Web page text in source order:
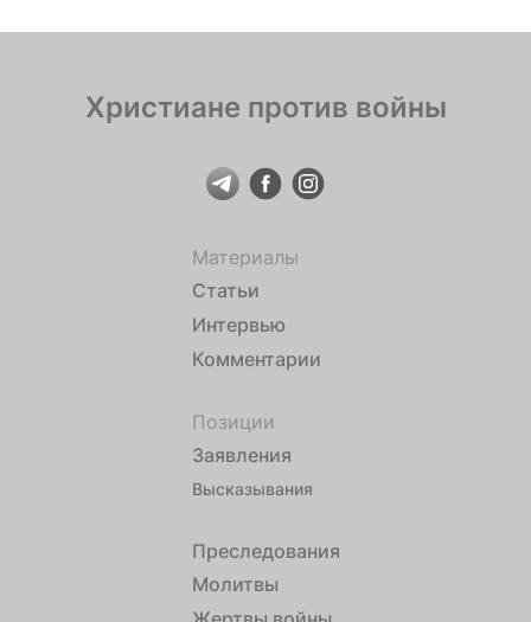
Христиане против войны
Материалы
Статьи
Интервью
Комментарии
Позиции
Заявления
Высказывания
Преследования
Молитвы